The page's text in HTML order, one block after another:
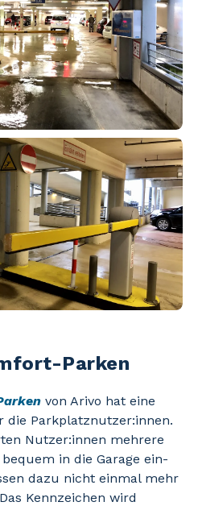
Parken
von Arivo hat eine
die Parkplatznutzer:innen.
Nutzer:innen mehrere
in die Garage ein-
dazu nicht einmal mehr
Kennzeichen wird